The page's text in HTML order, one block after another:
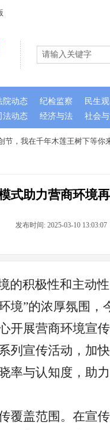
，我在千年木莲王树下等你
法动态 经济与法 社会
院动态 纪检监察 民生
式助力营商环境
发布时间: 2025-03-10 13:03:07
的积极性和主动
境”的浓厚氛围，
开展营商环境宣
列宣传活动，加
率与认知度，助
盖范围。在宣传